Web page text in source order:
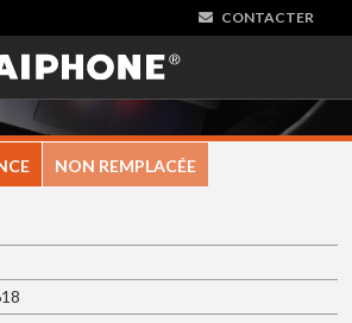
CONTACTER
NON REMPLACÉE